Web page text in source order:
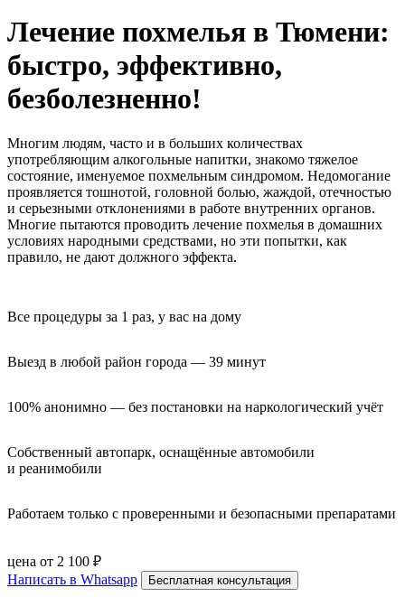
Лечение похмелья в Тюмени:
быстро, эффективно,
безболезненно!
Многим людям, часто и в больших количествах
употребляющим алкогольные напитки, знакомо тяжелое
состояние, именуемое похмельным синдромом. Недомогание
проявляется тошнотой, головной болью, жаждой, отечностью
и серьезными отклонениями в работе внутренних органов.
Многие пытаются проводить лечение похмелья в домашних
условиях народными средствами, но эти попытки, как
правило, не дают должного эффекта.
Все процедуры за 1 раз, у вас на дому
Выезд в любой район города — 39 минут
100% анонимно — без постановки на наркологический учёт
Собственный автопарк, оснащённые автомобили
и реанимобили
Работаем только с проверенными и безопасными препаратами
цена от 2 100 ₽
Написать в Whatsapp
Бесплатная консультация